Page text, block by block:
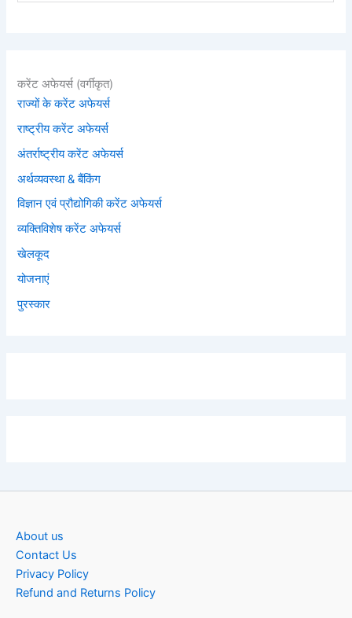
करेंट अफेयर्स (वर्गीकृत)
राज्यों के करेंट अफेयर्स
राष्ट्रीय करेंट अफेयर्स
अंतर्राष्ट्रीय करेंट अफेयर्स
अर्थव्यवस्था & बैंकिंग
विज्ञान एवं प्रौद्योगिकी करेंट अफेयर्स
व्यक्तिविशेष करेंट अफेयर्स
खेलकूद
योजनाएं
पुरस्कार
About us
Contact Us
Privacy Policy
Refund and Returns Policy